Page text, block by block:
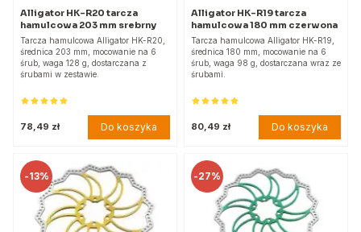
Alligator HK-R20 tarcza
hamulcowa 203 mm srebrny
Tarcza hamulcowa Alligator HK-R20,
średnica 203 mm, mocowanie na 6
śrub, waga 128 g, dostarczana z
śrubami w zestawie.
78,49 zł Do koszyka
Alligator HK-R19 tarcza
hamulcowa 180 mm czerwona
Tarcza hamulcowa Alligator HK-R19,
średnica 180 mm, mocowanie na 6
śrub, waga 98 g, dostarczana wraz ze
śrubami.
80,49 zł Do koszyka
-13% -27%